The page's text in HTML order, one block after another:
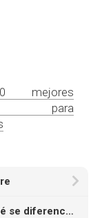
mejores
para
¿Qué tipos de teclado hay y en qué se diferencian?